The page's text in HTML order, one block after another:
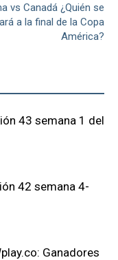
vs Canadá ¿Quién se
a la final de la Copa
América?
43 semana 1 del
42 semana 4-
Ganadores